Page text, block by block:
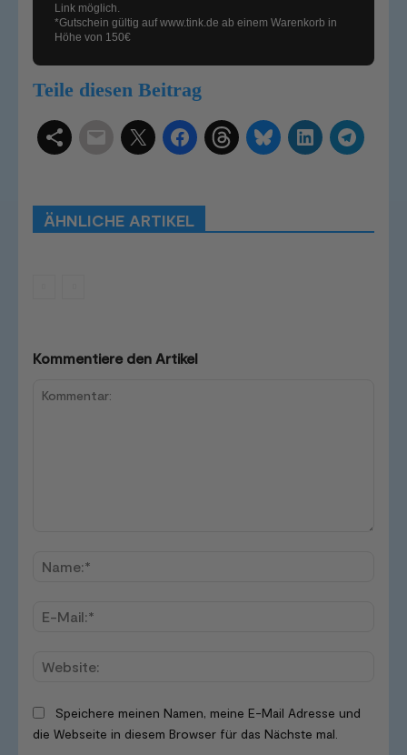
Link möglich.
*Gutschein gültig aufwww.tink.de ab einem Warenkorb in
Höhe von 150€
Teile diesen Beitrag
ÄHNLICHE ARTIKEL
Kommentiere den Artikel
Speichere meinen Namen, meine E-Mail Adresse und
die Webseite in diesem Browser für das Nächste mal.